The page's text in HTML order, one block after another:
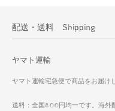
配送・送料 Shipping
ヤマト運輸
ヤマト運輸宅急便で商品をお届け
送料：全国800円均一です。海外